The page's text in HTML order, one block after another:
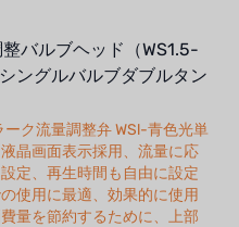
バルブヘッド（WS1.5-
ングルバルブダブルタン
ーク流量調整弁 WSl-青色光単
晶画面表示採用、流量に応
定、再生時間も自由に設定
使用に最適、効果的に使用
量を節約するために、上部